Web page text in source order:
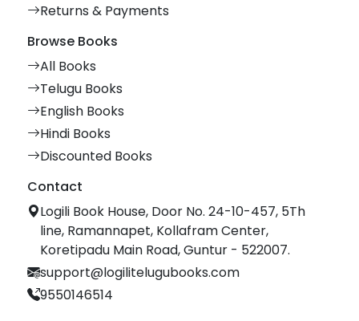
Returns & Payments
Browse Books
All Books
Telugu Books
English Books
Hindi Books
Discounted Books
Contact
Logili Book House, Door No. 24-10-457, 5Th
line, Ramannapet, Kollafram Center,
Koretipadu Main Road, Guntur - 522007.
support@logilitelugubooks.com
9550146514